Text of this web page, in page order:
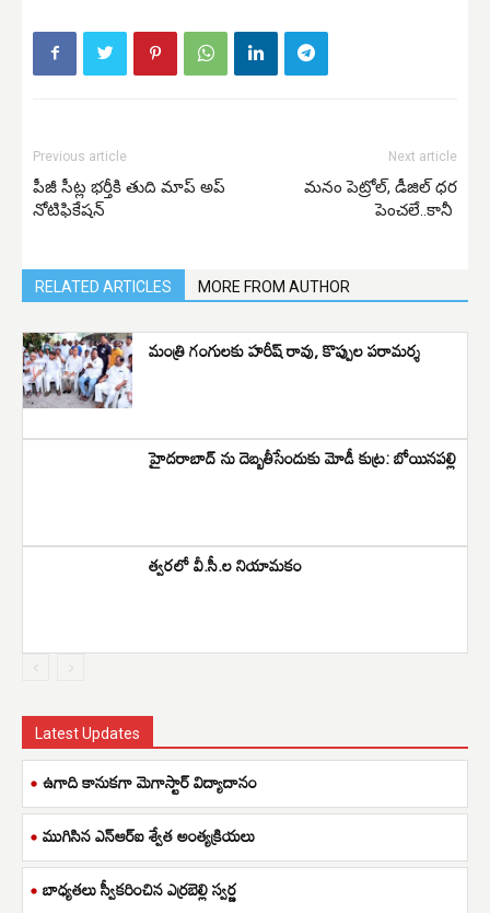
Previous article
పీజీ సీట్ల భర్తీకి తుది మాప్ అప్
నోటిఫికేషన్
Next article
మనం పెట్రోల్, డీజిల్ ధర
పెంచలే..కానీ
RELATED ARTICLES MORE FROM AUTHOR
మంత్రి గంగులకు హరీష్ రావు, కొప్పుల పరామర్శ
హైదరాబాద్ ను దెబ్బతీసేందుకు మోడీ కుట్ర: బోయినపల్లి
త్వరలో వీ.సీ.ల నియామకం
Latest Updates
ఉగాది కానుకగా మెగాస్టార్ విద్యాదానం
ముగిసిన ఎన్ఆర్ఐ శ్వేత అంత్యక్రియలు
బాధ్యతలు స్వీకరించిన ఎర్రబెల్లి స్వర్ణ